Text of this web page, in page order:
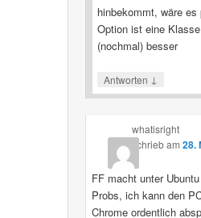
hinbekommt, wäre
Option ist eine
(nochmal) besser
Antworten ↓
whatisright
schriebam 28.
FF macht unter
Probs, ich kann den
Chrome ordentlich